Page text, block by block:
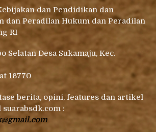
dan Pendidikan dan
dan Peradilan Hukum dan Peradilan
RI
Selatan Desa Sukamaju, Kec.
16770
berita, opini, features dan artikel
: